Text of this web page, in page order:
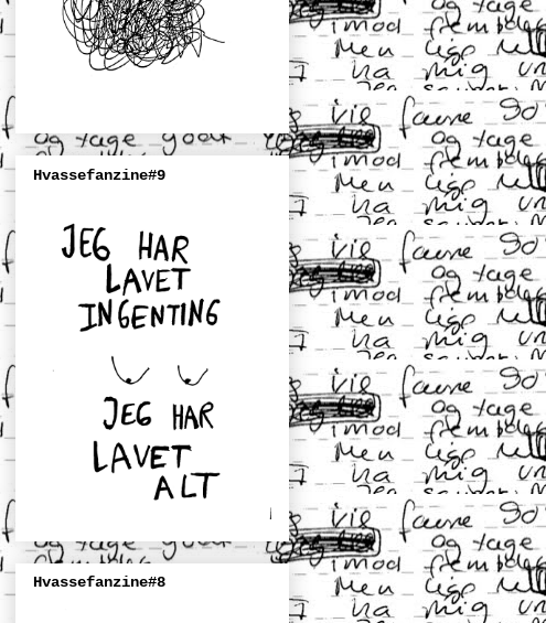
Hvassefanzine#9
Hvassefanzine#8